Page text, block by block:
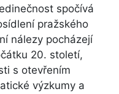
spočívá
pražského
nálezy pocházejí
20. století,
s otevřením
výzkumy a